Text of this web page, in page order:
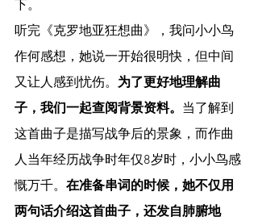
下。
听完《克罗地亚狂想曲》，我问小小鸟
作何感想，她说一开始很明快，但中间
又让人感到忧伤。为了更好地理解曲
子，我们一起查阅背景资料。 当了解到
这首曲子是描写战争后的景象，而作曲
人当年经历战争时年仅8岁时，小小鸟感
慨万千。 在准备串词的时候，她不仅用
两句话介绍这首曲子，还发自肺腑地